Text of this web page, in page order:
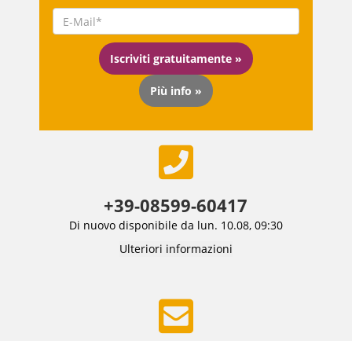
Iscriviti gratuitamente »
Più info »
+39-08599-60417
Di nuovo disponibile da lun. 10.08, 09:30
Ulteriori informazioni